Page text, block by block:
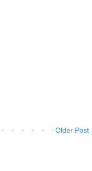
Older Post